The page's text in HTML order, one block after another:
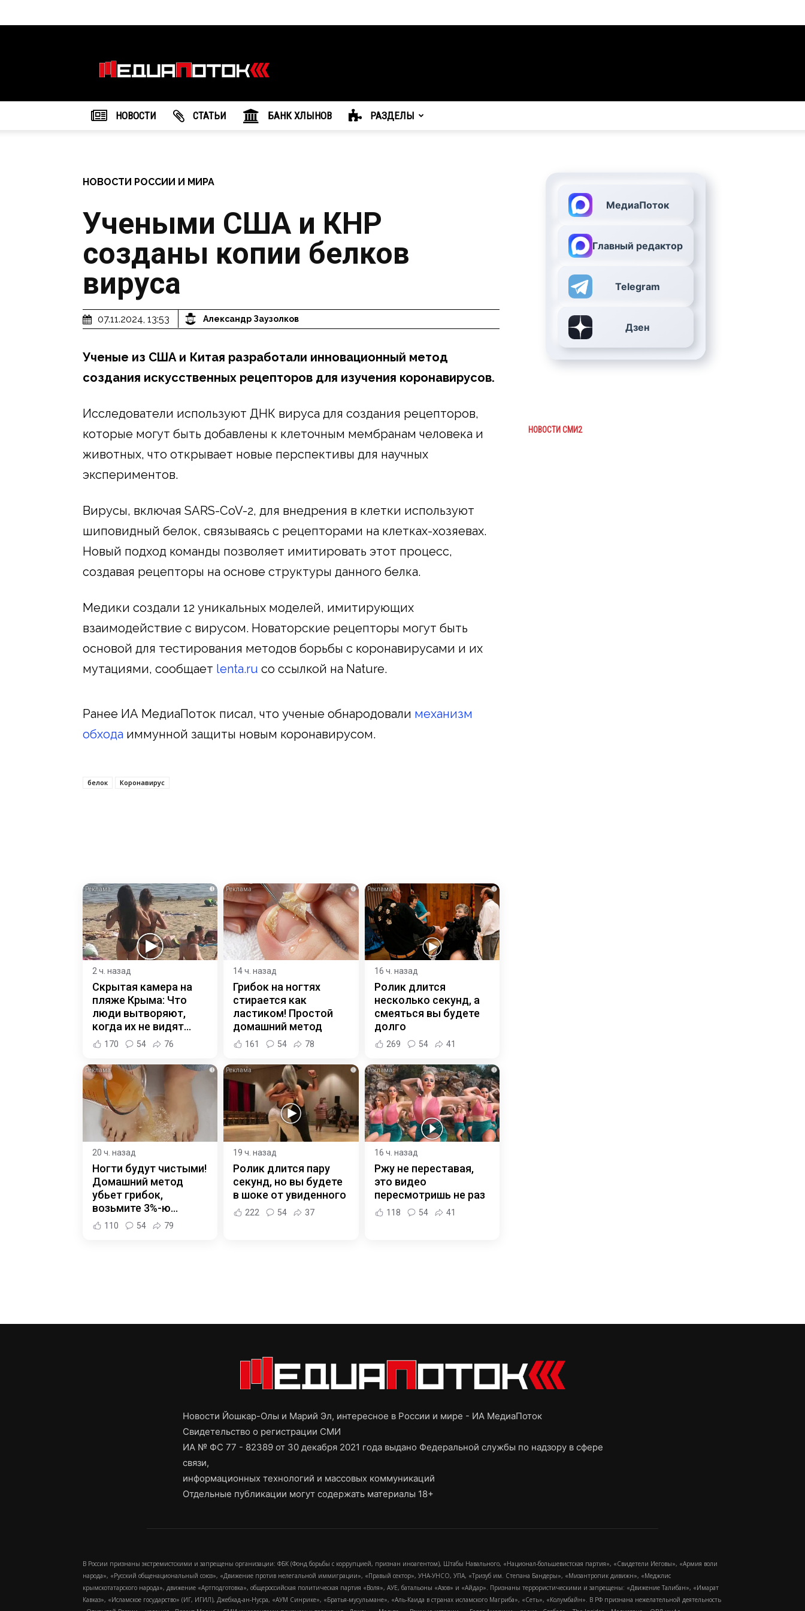
агентство
"МедиаПоток"
НОВОСТИ CТАТЬИ БАНК ХЛЫНОВ РАЗДЕЛЫ
НОВОСТИ РОССИИ И МИРА
Учеными США и КНР
созданы копии белков
вируса
07.11.2024, 13:53 Александр Заузолков
Ученые из США и Китая разработали инновационный метод
создания искусственных рецепторов для изучения коронавирусов.
Исследователи используют ДНК вируса для создания рецепторов,
которые могут быть добавлены к клеточным мембранам человека и
животных, что открывает новые перспективы для научных
экспериментов.
Вирусы, включая SARS-CoV-2, для внедрения в клетки используют
шиповидный белок, связываясь с рецепторами на клетках-хозяевах.
Новый подход команды позволяет имитировать этот процесс,
создавая рецепторы на основе структуры данного белка.
Медики создали 12 уникальных моделей, имитирующих
взаимодействие с вирусом. Новаторские рецепторы могут быть
основой для тестирования методов борьбы с коронавирусами и их
мутациями, сообщает lenta.ru со ссылкой на Nature.
Ранее ИА МедиаПоток писал, что ученые обнародовали механизм
обхода иммунной защиты новым коронавирусом.
белок Коронавирус
i
2 ч. назад
Скрытая камера на
пляже Крыма: Что
люди вытворяют,
когда их не видят...
170 54 76
i
14 ч. назад
Грибок на ногтях
стирается как
ластиком! Простой
домашний метод
161 54 78
i
16 ч. назад
Ролик длится
несколько секунд, а
смеяться вы будете
долго
269 54 41
i
20 ч. назад
Ногти будут чистыми!
Домашний метод
убьет грибок,
возьмите 3%-ю…
110 54 79
i
19 ч. назад
Ролик длится пару
секунд, но вы будете
в шоке от увиденного
222 54 37
i
16 ч. назад
Ржу не переставая,
это видео
пересмотришь не раз
118 54 41
МедиаПоток
Главный редактор
Telegram
Дзен
НОВОСТИ СМИ2
Новости Йошкар-Олы и Марий Эл, интересное в России и мире - ИА МедиаПоток
Свидетельство о регистрации СМИ
ИА № ФС 77 - 82389 от 30 декабря 2021 года выдано Федеральной службы по надзору в сфере
связи,
информационных технологий и массовых коммуникаций
Отдельные публикации могут содержать материалы 18+
В России признаны экстремистскими и запрещены организации: ФБК (Фонд борьбы с коррупцией, признан иноагентом), Штабы Навального, «Национал-большевистская партия», «Свидетели Иеговы», «Армия воли
народа», «Русский общенациональный союз», «Движение против нелегальной иммиграции», «Правый сектор», УНА-УНСО, УПА, «Тризуб им. Степана Бандеры», «Мизантропик дивижн», «Меджлис
крымскотатарского народа», движение «Артподготовка», общероссийская политическая партия «Воля», АУЕ, батальоны «Азов» и «Айдар». Признаны террористическими и запрещены: «Движение Талибан», «Имарат
Кавказ», «Исламское государство» (ИГ, ИГИЛ), Джебхад-ан-Нусра, «АУМ Синрике», «Братья-мусульмане», «Аль-Каида в странах исламского Магриба», «Сеть», «Колумбайн». В РФ признана нежелательной деятельность